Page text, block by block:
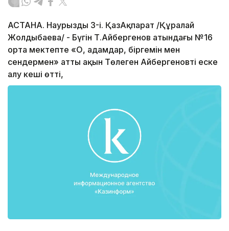
АСТАНА. Наурыздың 3-і. ҚазАқпарат /Құралай
Жолдыбаева/ - Бүгін Т.Айбергенов атындағы №16
орта мектепте «О, адамдар, біргемін мен
сендермен» атты ақын Төлеген Айбергеновті еске
алу кеші өтті,